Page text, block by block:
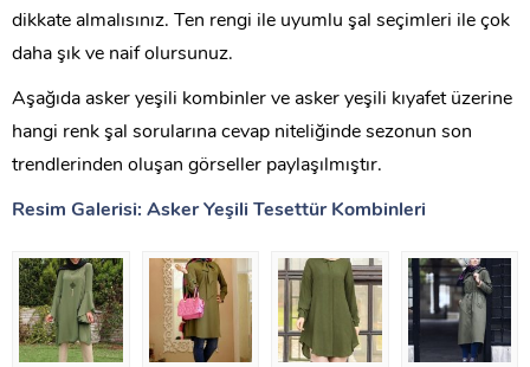
dikkate almalısınız. Ten rengi ile uyumlu şal seçimleri ile çok
daha şık ve naif olursunuz.
Aşağıda asker yeşili kombinler ve asker yeşili kıyafet üzerine
hangi renk şal sorularına cevap niteliğinde sezonun son
trendlerinden oluşan görseller paylaşılmıştır.
Resim Galerisi: Asker Yeşili Tesettür Kombinleri